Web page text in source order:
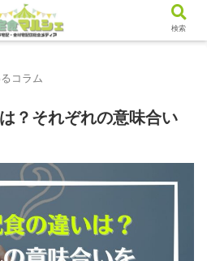
コラム
？それぞれの意味合い
検索